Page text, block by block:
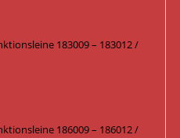
183009 – 183012 /
186009 – 186012 /